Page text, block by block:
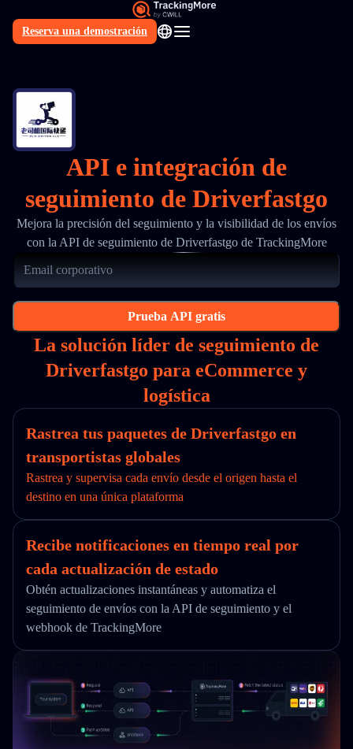
Reserva una demostración
ES
API e integración de
seguimiento de Driverfastgo
Mejora la precisión del seguimiento y la visibilidad de los envíos
con la API de seguimiento de Driverfastgo de TrackingMore
Prueba API gratis
La solución líder de seguimiento de
Driverfastgo para eCommerce y
logística
Rastrea tus paquetes de Driverfastgo en
transportistas globales
Rastrea y supervisa cada envío desde el origen hasta el
destino en una única plataforma
Recibe notificaciones en tiempo real por
cada actualización de estado
Obtén actualizaciones instantáneas y automatiza el
seguimiento de envíos con la API de seguimiento y el
webhook de TrackingMore